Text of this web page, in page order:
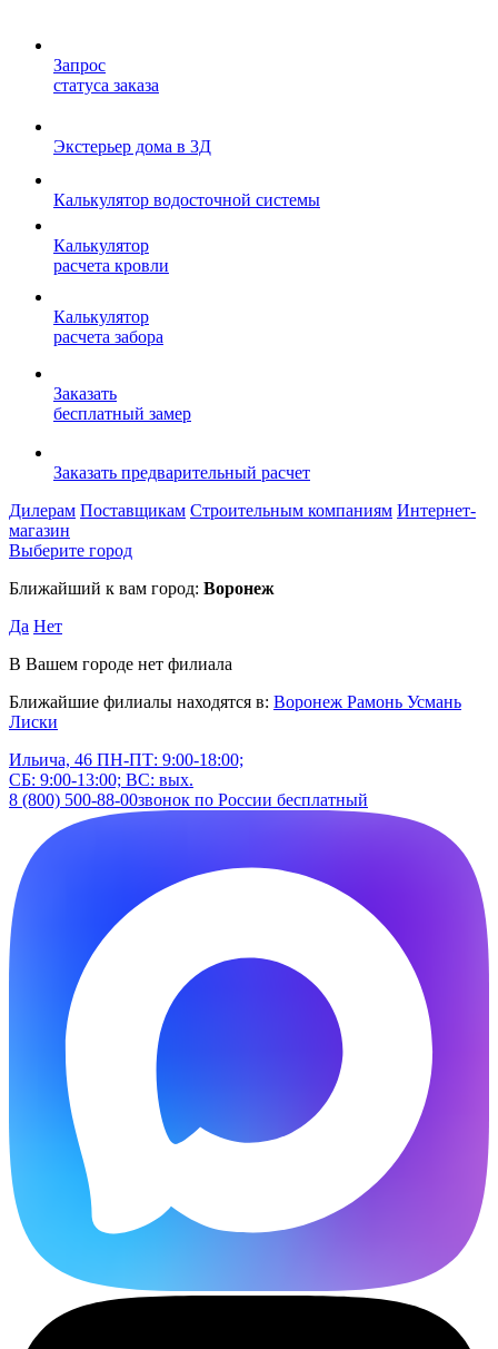
Запрос
статуса заказа
Экстерьер дома в 3Д
Калькулятор водосточной системы
Калькулятор
расчета кровли
Калькулятор
расчета забора
Заказать
бесплатный замер
Заказать предварительный расчет
Дилерам Поставщикам Строительным компаниям Интернет-
магазин
Выберите город
Ближайший к вам город: Воронеж
Да Нет
В Вашем городе нет филиала
Ближайшие филиалы находятся в: Воронеж Рамонь Усмань
Лиски
Ильича, 46 ПН-ПТ: 9:00-18:00;
СБ: 9:00-13:00; ВС: вых.
8 (800) 500-88-00звонок по России бесплатный